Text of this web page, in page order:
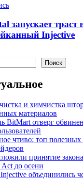
запускает траст
Injective
Поиск
и химчистка
материалов
BitMart отверг
чтиво: топ полезных
принятие
до осени
объединились